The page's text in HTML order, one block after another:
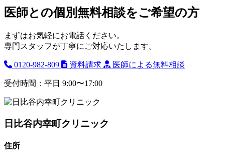
医師との個別無料相談をご希望の方
まずはお気軽にお電話ください。
専門スタッフが丁寧にご対応いたします。
0120-982-809 資料請求 医師による無料相談
受付時間：平日 9:00〜17:00
日比谷内幸町クリニック
住所